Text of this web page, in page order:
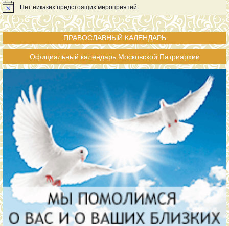
Нет никаких предстоящих мероприятий.
ПРАВОСЛАВНЫЙ КАЛЕНДАРЬ
Официальный календарь Московской Патриархии